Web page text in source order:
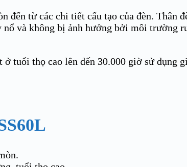
từ các chi tiết cấu tạo của đèn. Thân
và không bị ảnh hưởng bởi môi trường
tuổi thọ cao lên đến 30.000 giờ sử dụng